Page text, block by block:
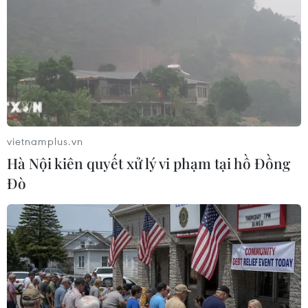
Meta tung công cụ AI lập trình tự
động cho nhà phát triển
06/08/2026 06:40
Doanh thu AI của Microsoft phụ
thuộc phần lớn vào đối tác OpenAI
06/08/2026 06:31
Tây Ninh: Tạo điều kiện hình thành
vietnamplus.vn
Hà Nội kiên quyết xử lý vi phạm tại hồ Đồng
Đò